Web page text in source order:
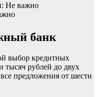
Не важно
банк
выбор кредитных
рублей до двух
предложения от шести